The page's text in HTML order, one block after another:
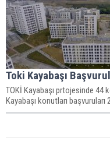
Toki Kayabaşı
TOKİ Kayabaşı prtojesinde 44
Kayabaşı konutları başvuruları